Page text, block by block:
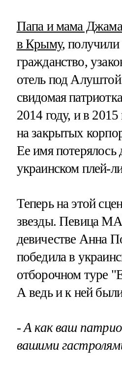
Папа и мама
в Крыму, получили
гражданство,
отель под
свидомая
2014 году, и в
на закрытых
Ее имя потерялось
украинском плей-
Теперь на этой
звезды. Певица
девичестве Анна
победила в
отборочном туре
А ведь и к ней
- А как ваш
вашими